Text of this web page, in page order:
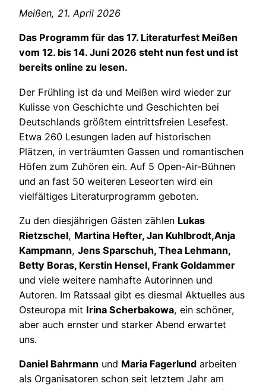
Meißen, 21. April 2026
Das Programm für das 17. Literaturfest Meißen
vom 12. bis 14. Juni 2026 steht nun fest und ist
bereits online zu lesen.
Der Frühling ist da und Meißen wird wieder zur
Kulisse von Geschichte und Geschichten bei
Deutschlands größtem eintrittsfreien Lesefest.
Etwa 260 Lesungen laden auf historischen
Plätzen, in verträumten Gassen und romantischen
Höfen zum Zuhören ein. Auf 5 Open-Air-Bühnen
und an fast 50 weiteren Leseorten wird ein
vielfältiges Literaturprogramm geboten.
Zu den diesjährigen Gästen zählen Lukas
Rietzschel, Martina Hefter, Jan Kuhlbrodt,Anja
Kampmann, Jens Sparschuh, Thea Lehmann,
Betty Boras, Kerstin Hensel, Frank Goldammer
und viele weitere namhafte Autorinnen und
Autoren. Im Ratssaal gibt es diesmal Aktuelles aus
Osteuropa mit Irina Scherbakowa, ein schöner,
aber auch ernster und starker Abend erwartet
uns.
Daniel Bahrmann und Maria Fagerlund arbeiten
als Organisatoren schon seit letztem Jahr am